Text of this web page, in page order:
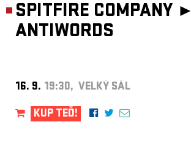
SPITFIRE COMPANY ►
ANTIWORDS
16. 9. 19:30, VELKÝ SÁL
KUP TEĎ!